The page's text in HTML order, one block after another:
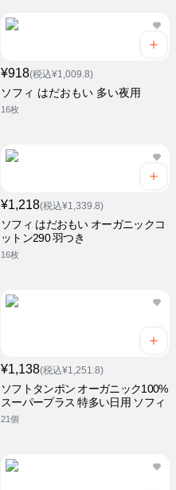
¥918(税込¥1,009.8)
ソフィ はだおもい 多い夜用
16枚
¥1,218(税込¥1,339.8)
ソフィ はだおもい オーガニックコ
ットン290 羽つき
16枚
¥1,138(税込¥1,251.8)
ソフトタンポン オーガニック100%
スーパープラス 特多い日用 ソフィ
21個